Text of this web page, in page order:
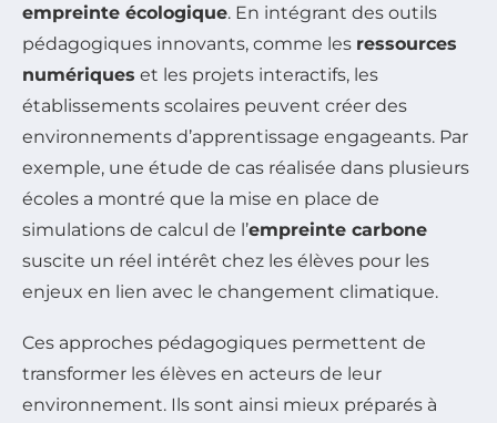
empreinte écologique. En intégrant des outils
pédagogiques innovants, comme les ressources
numériques et les projets interactifs, les
établissements scolaires peuvent créer des
environnements d’apprentissage engageants. Par
exemple, une étude de cas réalisée dans plusieurs
écoles a montré que la mise en place de
simulations de calcul de l’empreinte carbone
suscite un réel intérêt chez les élèves pour les
enjeux en lien avec le changement climatique.
Ces approches pédagogiques permettent de
transformer les élèves en acteurs de leur
environnement. Ils sont ainsi mieux préparés à